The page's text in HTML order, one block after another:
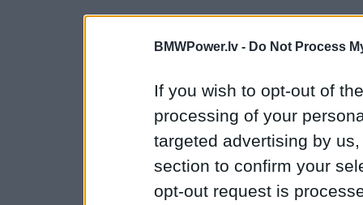
BMWPower.lv - Do Not Process
If you wish to opt-out of
processing of your
targeted advertising by
section to confirm your
opt-out request is